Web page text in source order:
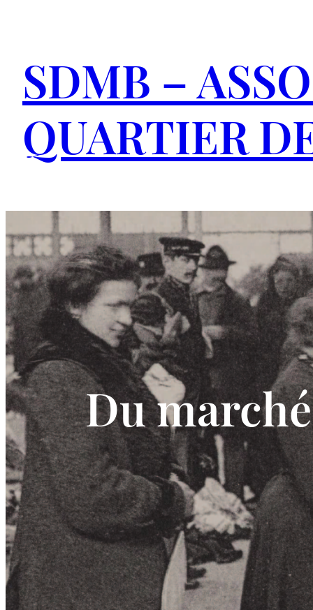
contenu
SDMB –
QUARTIER
Du